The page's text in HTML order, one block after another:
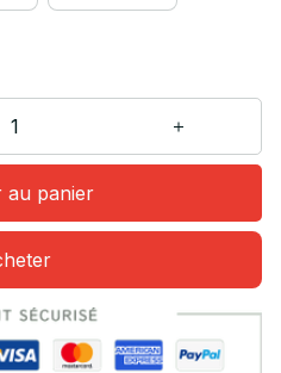
au panier